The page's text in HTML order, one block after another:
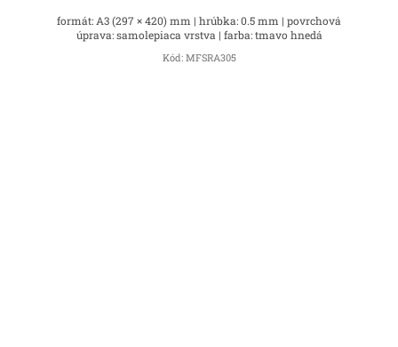
formát: A3 (297 × 420) mm | hrúbka: 0.5 mm | povrchová
úprava: samolepiaca vrstva | farba: tmavo hnedá
Kód: MFSRA305